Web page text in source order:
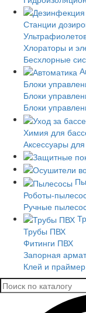
Станции
Хлораторы и
Бесхлорные
Блоки
Блоки
Блоки
Химия для
Аксессуары
Роботы-
Ручные
Трубы ПВХ
Фитинги ПВХ
Запорная
Клей и праймер